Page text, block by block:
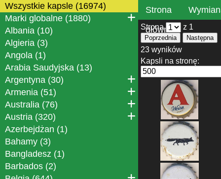
Wszystkie kapsle (16974)
Marki globalne (1880)
Albania (10)
Algieria (3)
Angola (1)
Arabia Saudyjska (13)
Argentyna (30)
Armenia (51)
Australia (76)
Austria (320)
Azerbejdżan (1)
Bahamy (3)
Bangladesz (1)
Barbados (2)
Strona
główna
Strona z 1
Poprzednia Następna
23 wyników
Kapsli na stronę: